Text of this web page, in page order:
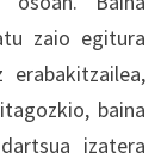
zaio egitura
baina
izatera